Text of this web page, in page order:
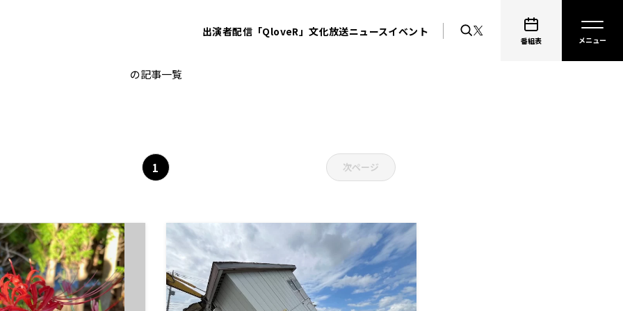
出演者配信「QloveR」文化放送ニュースイベント
番組表
つくば 突風被害
の記事一覧
1 次ページ